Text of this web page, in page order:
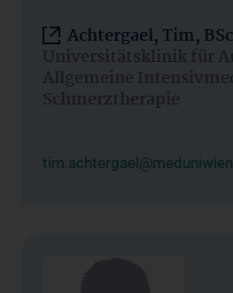
Achtergael, Tim, BSc
Universitätsklinik für
Allgemeine
Schmerztherapie